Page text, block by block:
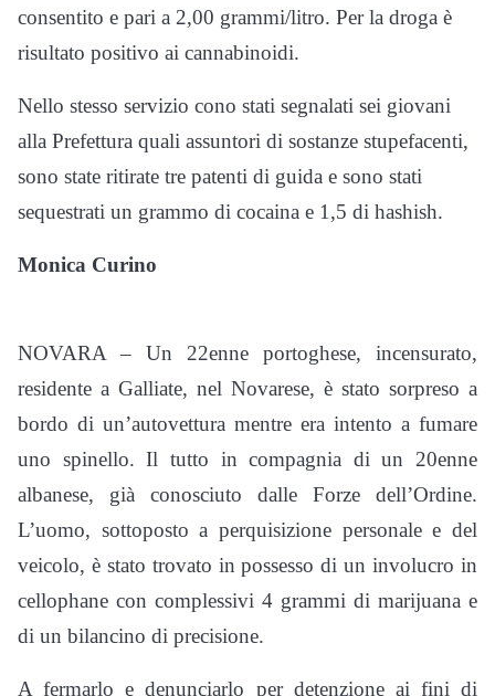
consentito e pari a 2,00 grammi/litro. Per la droga è
risultato positivo ai cannabinoidi.
Nello stesso servizio cono stati segnalati sei giovani
alla Prefettura quali assuntori di sostanze stupefacenti,
sono state ritirate tre patenti di guida e sono stati
sequestrati un grammo di cocaina e 1,5 di hashish.
Monica Curino
NOVARA – Un 22enne portoghese, incensurato,
residente a Galliate, nel Novarese, è stato sorpreso a
bordo di un’autovettura mentre era intento a fumare
uno spinello. Il tutto in compagnia di un 20enne
albanese, già conosciuto dalle Forze dell’Ordine.
L’uomo, sottoposto a perquisizione personale e del
veicolo, è stato trovato in possesso di un involucro in
cellophane con complessivi 4 grammi di marijuana e
di un bilancino di precisione.
A fermarlo e denunciarlo per detenzione ai fini di